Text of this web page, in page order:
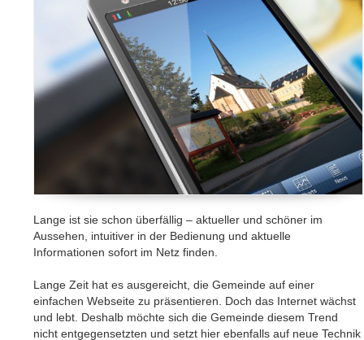
Lange ist sie schon überfällig – aktueller und schöner im
Aussehen, intuitiver in der Bedienung und aktuelle
Informationen sofort im Netz finden.
Lange Zeit hat es ausgereicht, die Gemeinde auf einer
einfachen Webseite zu präsentieren. Doch das Internet wächst
und lebt. Deshalb möchte sich die Gemeinde diesem Trend
nicht entgegensetzten und setzt hier ebenfalls auf neue Technik